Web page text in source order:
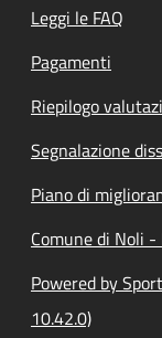
Leggi le FAQ
Pagamenti
Riepilogo
Segnalazione
Piano di
Comune di Noli -
Powered by
10.42.0)